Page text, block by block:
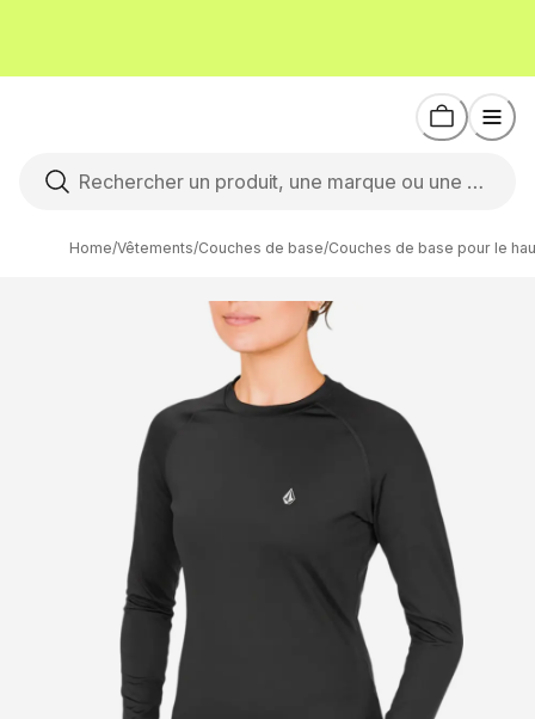
Home/Vêtements/Couches de base/Couches de base pour le